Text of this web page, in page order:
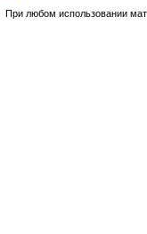
При любом использовании